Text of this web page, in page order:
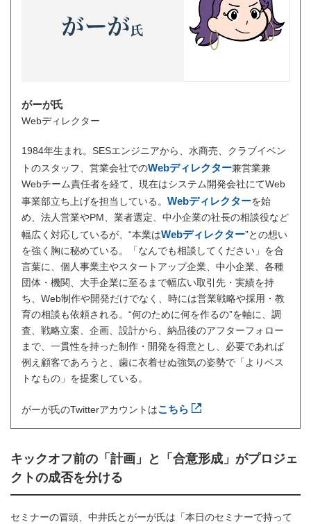
がーが氏
Webディレクター
1984年生まれ。SESエンジニアから、水商売、クラブイベン
トのスタッフ、営業会社でのWebディレクター兼営業兼
Webチーム責任者を経て、現在はシステム開発会社にてWeb
事業部立ち上げを担当している。 Webディレクターを始
め、法人営業やPM、業者選定、中小企業の社長の相談役など
幅広く対応しているが、“本業はWebディレクター”との想い
を強く胸に秘めている。「なんでも相談してください」を合
言葉に、個人事業主やスタートアップ企業、中小企業、各種
団体・機関、大手企業に至るまで幅広い取引先・実績を持
ち、Web制作や開発だけでなく、時には営業戦略や採用・教
育の相談も依頼される。“何のために何を作るの”を軸に、調
査、戦略立案、企画、設計から、納品後のアフターフォロー
まで、一貫性を持った制作・開発を得意とし、必要であれば
例え顧客であろうと、歯に衣着せぬ強気の姿勢で「よりベス
トなもの」を提案している。
がーが氏のTwitterアカウントはこちら
キックオフ前の「計画」と「合意形成」がプロジェ
クトの成否を分ける
セミナーの冒頭、中井氏とがーが氏は「本日のセミナーで持って